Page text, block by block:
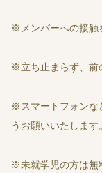
※メンバーへの接触
※立ち止まらず、前
※スマートフォンな
うお願いいたします。
※未就学児の方は無